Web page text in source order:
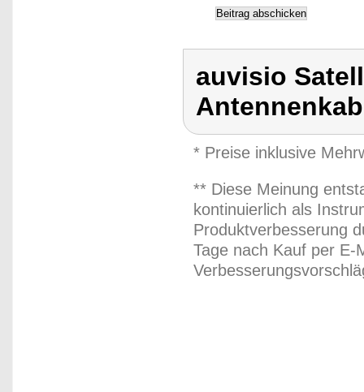
auvisio
* Preise inklusive
** Diese Meinung
kontinuierlich als
Produktverbesserung
Tage nach Kauf per E-